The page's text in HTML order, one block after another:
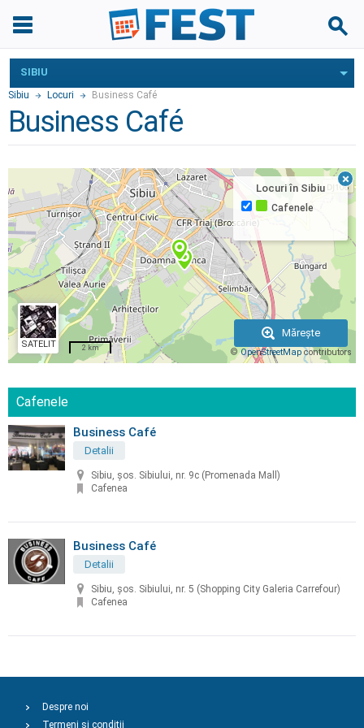
SIBIU
Sibiu Locuri Business Café
Business Café
SATELIT
Locuri în Sibiu
×
Cafenele
Mărește
©OpenStreetMap contributors
2 km
Cafenele
Business Café
Detalii
Sibiu, șos. Sibiului, nr. 9c (Promenada Mall)
Cafenea
Business Café
Detalii
Sibiu, șos. Sibiului, nr. 5 (Shopping City Galeria Carrefour)
Cafenea
Despre noi
Termeni și condiții